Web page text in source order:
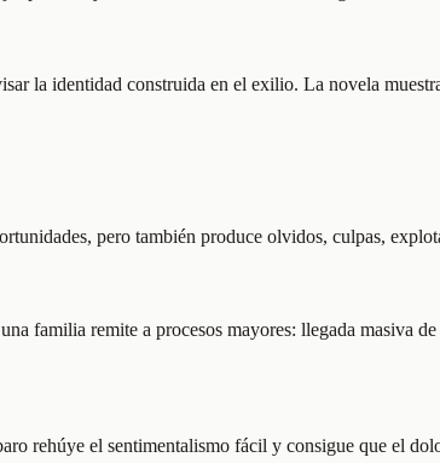
la identidad construida en el exilio. La novela
pero también produce olvidos, culpas,
familia remite a procesos mayores: llegada masiva
rehúye el sentimentalismo fácil y consigue que el